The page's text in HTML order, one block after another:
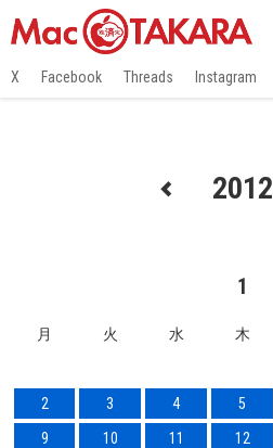
X Facebook Threads Instagram
2012
1
月 火 水 木
2
3 4 5
9
10 11 12